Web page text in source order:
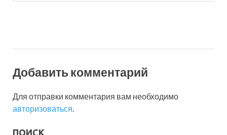
Добавить комментарий
Для отправки комментария вам необходимо
авторизоваться
ПОИСК